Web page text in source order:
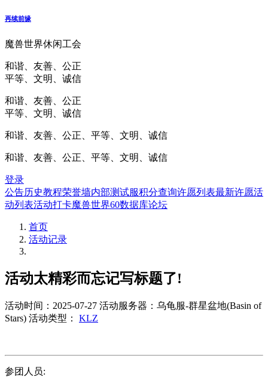
再续前缘
魔兽世界休闲工会
和谐、友善、公正
平等、文明、诚信
和谐、友善、公正
平等、文明、诚信
和谐、友善、公正、平等、文明、诚信
和谐、友善、公正、平等、文明、诚信
登录
公告历史教程荣誉墙内部测试服积分查询许愿列表最新许愿活
动列表活动打卡魔兽世界60数据库论坛
首页
活动记录
活动太精彩而忘记写标题了!
活动时间：2025-07-27 活动服务器：乌龟服-群星盆地(Basin of
Stars) 活动类型： KLZ
参团人员: